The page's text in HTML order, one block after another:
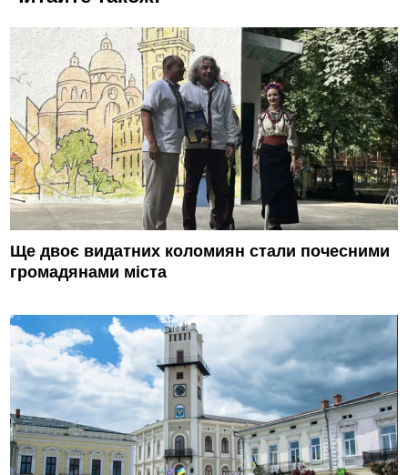
Ще двоє видатних коломиян стали почесними
громадянами міста